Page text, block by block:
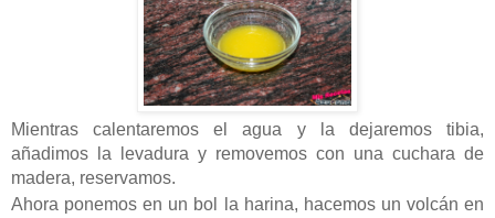
Mientras calentaremos el agua y la dejaremos tibia,
añadimos la levadura y removemos con una cuchara de
madera, reservamos.
Ahora ponemos en un bol la harina, hacemos un volcán en